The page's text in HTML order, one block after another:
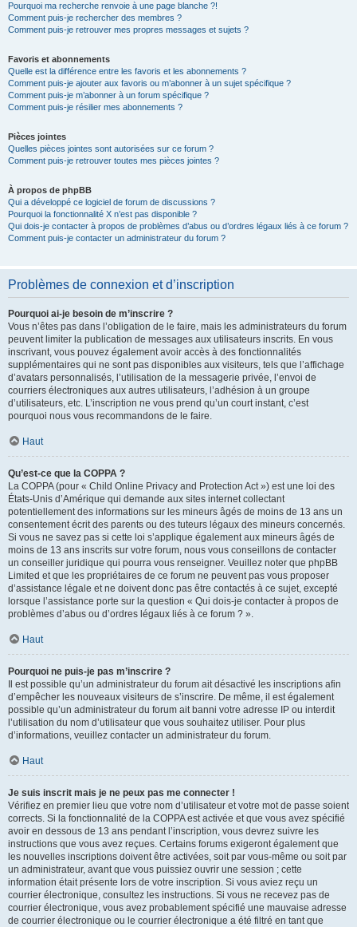
Pourquoi ma recherche renvoie à une page blanche ?!
Comment puis-je rechercher des membres ?
Comment puis-je retrouver mes propres messages et sujets ?
Favoris et abonnements
Quelle est la différence entre les favoris et les abonnements ?
Comment puis-je ajouter aux favoris ou m’abonner à un sujet spécifique ?
Comment puis-je m’abonner à un forum spécifique ?
Comment puis-je résilier mes abonnements ?
Pièces jointes
Quelles pièces jointes sont autorisées sur ce forum ?
Comment puis-je retrouver toutes mes pièces jointes ?
À propos de phpBB
Qui a développé ce logiciel de forum de discussions ?
Pourquoi la fonctionnalité X n’est pas disponible ?
Qui dois-je contacter à propos de problèmes d’abus ou d’ordres légaux liés à ce forum ?
Comment puis-je contacter un administrateur du forum ?
Problèmes de connexion et d’inscription
Pourquoi ai-je besoin de m’inscrire ?
Vous n’êtes pas dans l’obligation de le faire, mais les administrateurs du forum
peuvent limiter la publication de messages aux utilisateurs inscrits. En vous
inscrivant, vous pouvez également avoir accès à des fonctionnalités
supplémentaires qui ne sont pas disponibles aux visiteurs, tels que l’affichage
d’avatars personnalisés, l’utilisation de la messagerie privée, l’envoi de
courriers électroniques aux autres utilisateurs, l’adhésion à un groupe
d’utilisateurs, etc. L’inscription ne vous prend qu’un court instant, c’est
pourquoi nous vous recommandons de le faire.
Haut
Qu’est-ce que la COPPA ?
La COPPA (pour « Child Online Privacy and Protection Act ») est une loi des
États-Unis d’Amérique qui demande aux sites internet collectant
potentiellement des informations sur les mineurs âgés de moins de 13 ans un
consentement écrit des parents ou des tuteurs légaux des mineurs concernés.
Si vous ne savez pas si cette loi s’applique également aux mineurs âgés de
moins de 13 ans inscrits sur votre forum, nous vous conseillons de contacter
un conseiller juridique qui pourra vous renseigner. Veuillez noter que phpBB
Limited et que les propriétaires de ce forum ne peuvent pas vous proposer
d’assistance légale et ne doivent donc pas être contactés à ce sujet, excepté
lorsque l’assistance porte sur la question « Qui dois-je contacter à propos de
problèmes d’abus ou d’ordres légaux liés à ce forum ? ».
Haut
Pourquoi ne puis-je pas m’inscrire ?
Il est possible qu’un administrateur du forum ait désactivé les inscriptions afin
d’empêcher les nouveaux visiteurs de s’inscrire. De même, il est également
possible qu’un administrateur du forum ait banni votre adresse IP ou interdit
l’utilisation du nom d’utilisateur que vous souhaitez utiliser. Pour plus
d’informations, veuillez contacter un administrateur du forum.
Haut
Je suis inscrit mais je ne peux pas me connecter !
Vérifiez en premier lieu que votre nom d’utilisateur et votre mot de passe soient
corrects. Si la fonctionnalité de la COPPA est activée et que vous avez spécifié
avoir en dessous de 13 ans pendant l’inscription, vous devrez suivre les
instructions que vous avez reçues. Certains forums exigeront également que
les nouvelles inscriptions doivent être activées, soit par vous-même ou soit par
un administrateur, avant que vous puissiez ouvrir une session ; cette
information était présente lors de votre inscription. Si vous aviez reçu un
courrier électronique, consultez les instructions. Si vous ne recevez pas de
courrier électronique, vous avez probablement spécifié une mauvaise adresse
de courrier électronique ou le courrier électronique a été filtré en tant que